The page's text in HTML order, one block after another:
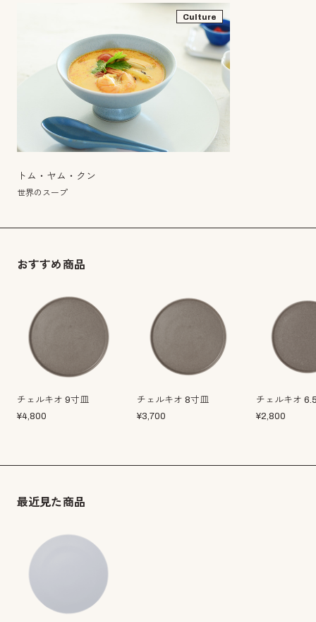
Culture
トム・ヤム・クン
世界のスープ
おすすめ商品
チェルキオ 9寸皿
¥4,800
チェルキオ 8寸皿
¥3,700
チェルキオ
¥2,800
最近見た商品